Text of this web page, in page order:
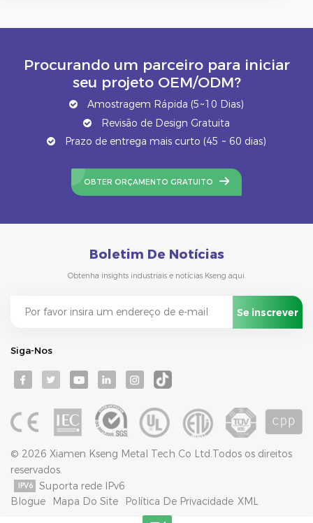
Procurando um parceiro para iniciar
seu projeto OEM/ODM?
Amostragem Rápida (5~10 Dias)
Revisão de Design Gratuita
Prazo de entrega mais curto (45 ~ 60 dias)
OBTER ORÇAMENTO GRATUITO
Boletim De Notícias
Obtenha insights industriais e notícias Kseng aqui.
Siga-Nos
© 2026 Xiamen Kseng Metal Tech Co Ltd.Todos os direitos
reservados.
Suporta rede IPv6
Blogue
Mapa Do Site Política De Privacidade XML